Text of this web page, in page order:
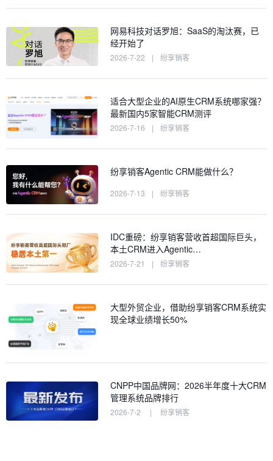
网易科技对话罗旭：SaaS的淘汰赛，已
经开始了
2026-7-22 | 纷享销客
适合大型企业的AI原生CRM系统哪家强？
最新国内5家智能CRM测评
2026-7-16 | 纷享销客
纷享销客Agentic CRM能做什么？
2026-7-13 | 纷享销客
IDC重磅：纷享销客营收首超国际巨头，
本土CRM进入Agentic…
2026-7-21 | 纷享销客
大型外贸企业，借助纷享销客CRM系统实
现全球业绩增长50%
CNPP中国品牌网：2026半年度十大CRM
管理系统品牌排行
2026-7-2 | 纷享销客